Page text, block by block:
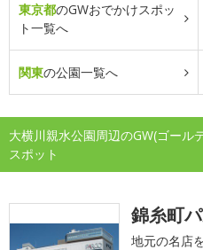
東京都のGWおでかけスポッ
ト一覧へ
関東の公園一覧へ
大横川親水公園周辺のGW(ゴール
スポット
錦糸町
地元の名店